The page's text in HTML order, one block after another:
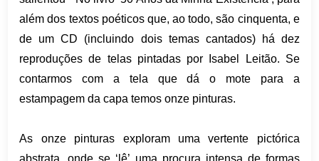
além dos textos poéticos que, ao todo, são cinquenta, e
de um CD (incluindo dois temas cantados) há dez
reproduções de telas pintadas por Isabel Leitão. Se
contarmos com a tela que dá o mote para a
estampagem da capa temos onze pinturas.
As onze pinturas exploram uma vertente pictórica
abstrata, onde se ‘lê’ uma procura intensa de formas